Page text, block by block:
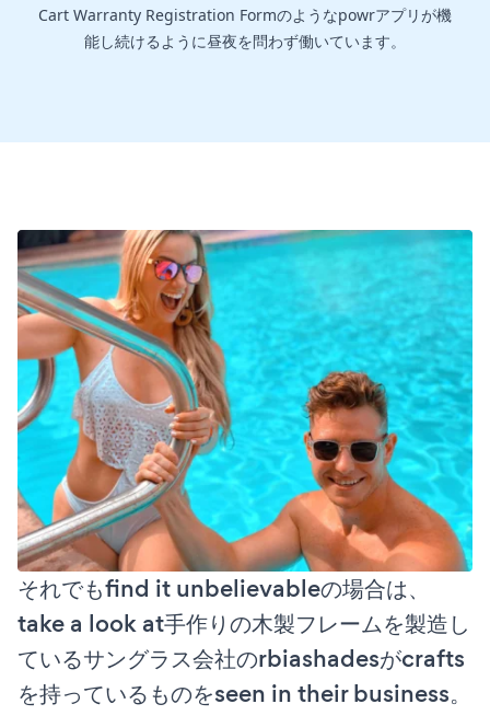
Cart Warranty Registration Formのようなpowrアプリが機
能し続けるように昼夜を問わず働いています。
それでもfind it unbelievableの場合は、
take a look at手作りの木製フレームを製造し
ているサングラス会社のrbiashadesがcrafts
を持っているものをseen in their business。